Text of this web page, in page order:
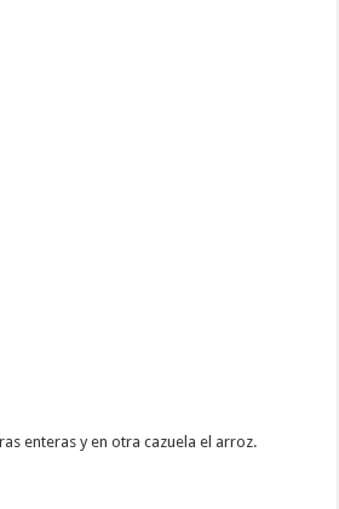
enteras y en otra cazuela el arroz.